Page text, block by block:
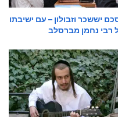
יששכר וזבולון – עם ישיבתו
רבי נחמן מברסלב